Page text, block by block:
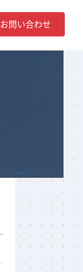
お問い合わせ